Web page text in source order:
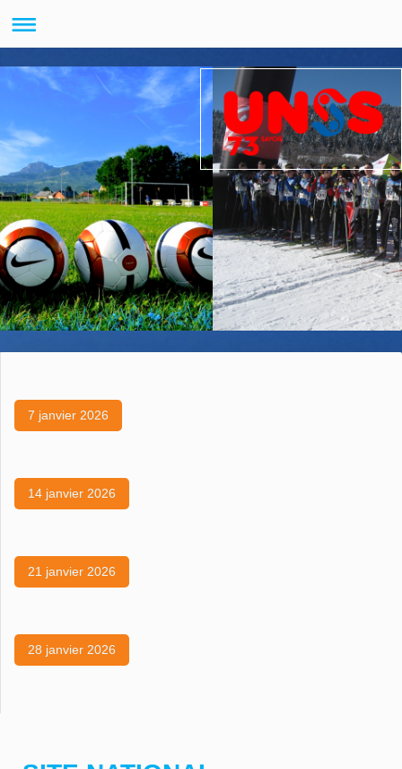
7 janvier 2026
14 janvier 2026
21 janvier 2026
28 janvier 2026